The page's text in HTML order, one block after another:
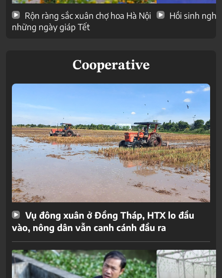
Rộn ràng sắc xuân chợ hoa Hà Nội
những ngày giáp Tết
Hồi sinh
Cooperative
Vụ đông xuân ở Đồng Tháp, HTX lo đầu
vào, nông dân vẫn canh cánh đầu ra